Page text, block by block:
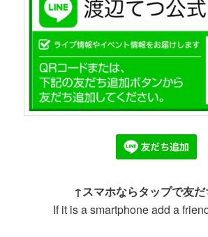
↑スマホならタップで友だ
If it is a smartphone add a